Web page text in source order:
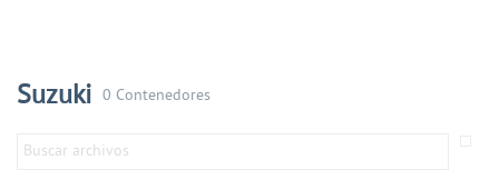
Suzuki 0 Contenedores